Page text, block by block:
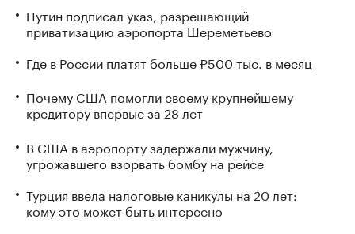
Путин подписал указ, разрешающий
приватизацию аэропорта Шереметьево
Где в России платят больше ₽500 тыс. в месяц
Почему США помогли своему крупнейшему
кредитору впервые за 28 лет
В США в аэропорту задержали мужчину,
угрожавшего взорвать бомбу на рейсе
Турция ввела налоговые каникулы на 20 лет:
кому это может быть интересно